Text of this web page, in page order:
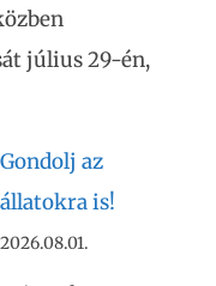
július 29-én,
Gondolj az
állatokra is!
2026.08.01.